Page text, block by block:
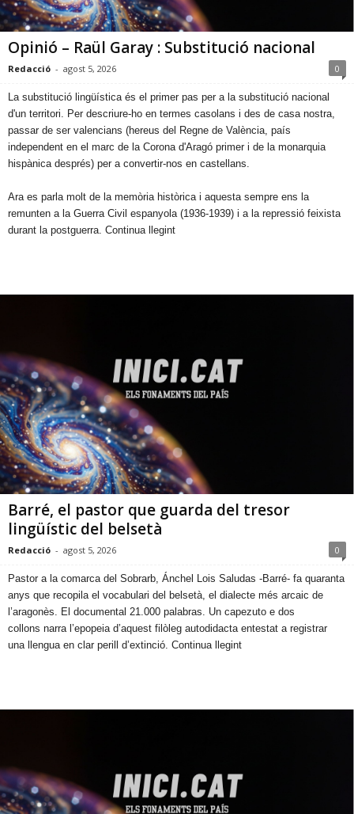
Opinió – Raül Garay : Substitució nacional
Redacció - agost 5, 2026 0
​La substitució lingüística és el primer pas per a la substitució nacional
d'un territori. Per descriure-ho en termes casolans i des de casa nostra,
passar de ser valencians (hereus del Regne de València, país
independent en el marc de la Corona d'Aragó primer i de la monarquia
hispànica després) per a convertir-nos en castellans.
Ara es parla molt de la memòria històrica i aquesta sempre ens la
remunten a la Guerra Civil espanyola (1936-1939) i a la repressió feixista
durant la postguerra. Continua llegint
Barré, el pastor que guarda del tresor
lingüístic del belsetà
Redacció - agost 5, 2026 0
​Pastor a la comarca del Sobrarb, Ánchel Lois Saludas -Barré- fa quaranta
anys que recopila el vocabulari del belsetà, el dialecte més arcaic de
l’aragonès. El documental 21.000 palabras. Un capezuto e dos
collons narra l’epopeia d’aquest filòleg autodidacta entestat a registrar
una llengua en clar perill d’extinció. Continua llegint